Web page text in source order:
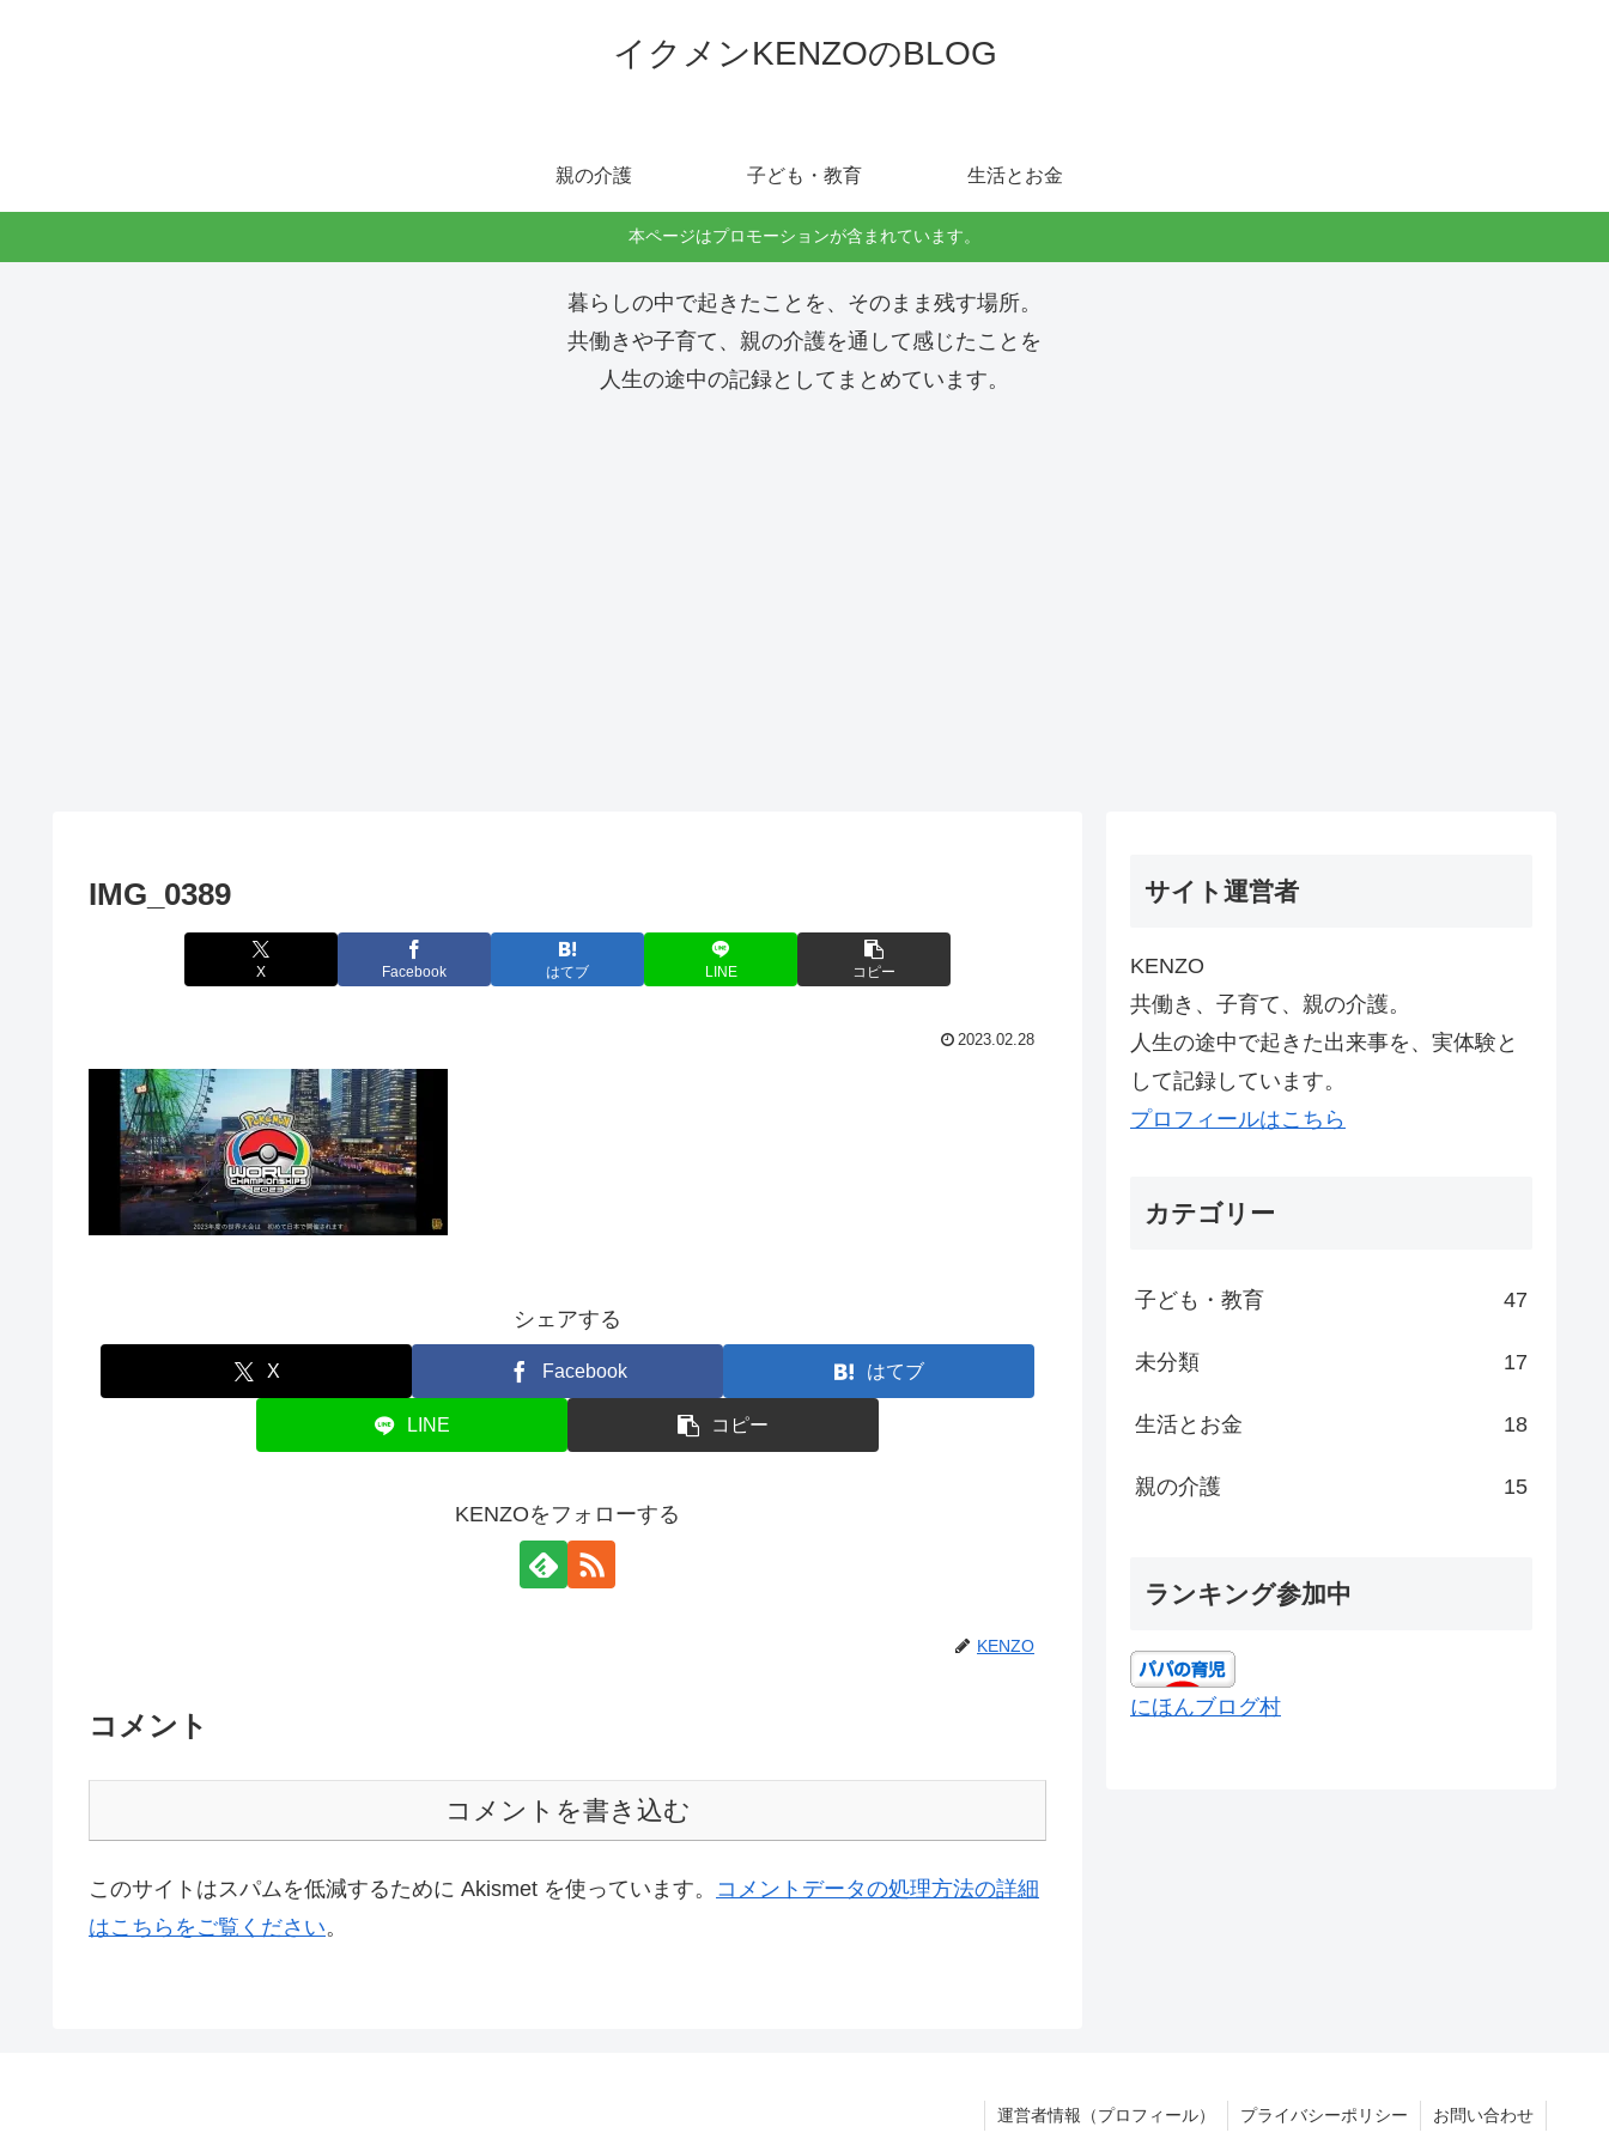
イクメンKENZOのBLOG
親の介護 子ども・教育 生活とお金
本ページはプロモーションが含まれています。
暮らしの中で起きたことを、そのまま残す場所。
共働きや子育て、親の介護を通して感じたことを
人生の途中の記録としてまとめています。
IMG_0389
X Facebook はてブ LINE コピー
2023.02.28
シェアする
X Facebook はてブ
LINE コピー
KENZOをフォローする
KENZO
コメント
コメントを書き込む
このサイトはスパムを低減するために Akismet を使っています。 コメントデータの処理方法の詳細
はこちらをご覧ください。
サイト運営者
KENZO
共働き、子育て、親の介護。
人生の途中で起きた出来事を、実体験と
して記録しています。
プロフィールはこちら
カテゴリー
子ども・教育 47
未分類 17
生活とお金 18
親の介護 15
ランキング参加中
にほんブログ村
運営者情報（プロフィール） プライバシーポリシー お問い合わせ